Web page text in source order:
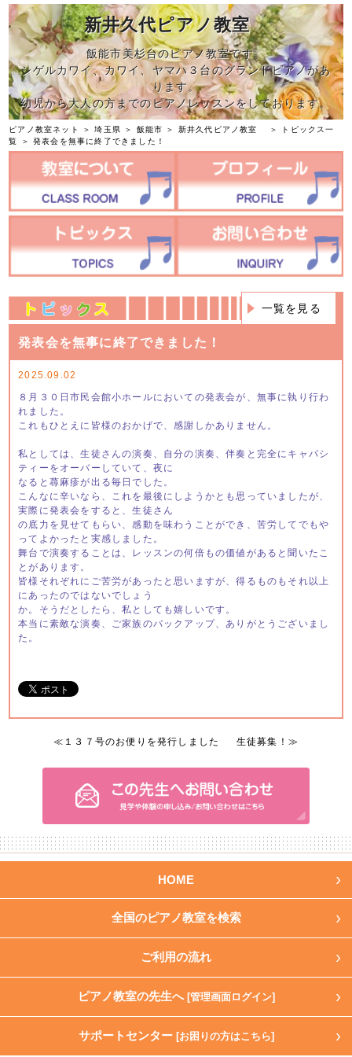
新井久代ピアノ教室
飯能市美杉台のピアノ教室です。
シゲルカワイ、カワイ、ヤマハ３台のグランドピアノがあ
ります。
幼児から大人の方までのピアノレッスンをしております。
ピアノ教室ネット ＞埼玉県 ＞ 飯能市 ＞ 新井久代ピアノ教室 ＞
トピックス一
覧
＞ 発表会を無事に終了できました！
一覧を見る
発表会を無事に終了できました！
2025.09.02
８月３０日市民会館小ホールにおいての発表会が、無事に執り行わ
れました。
これもひとえに皆様のおかげで、感謝しかありません。
私としては、生徒さんの演奏、自分の演奏、伴奏と完全にキャパシ
ティーをオーバーしていて、夜に
なると蕁麻疹が出る毎日でした。
こんなに辛いなら、これを最後にしようかとも思っていましたが、
実際に発表会をすると、生徒さん
の底力を見せてもらい、感動を味わうことができ、苦労してでもや
ってよかったと実感しました。
舞台で演奏することは、レッスンの何倍もの価値があると聞いたこ
とがあります。
皆様それぞれにご苦労があったと思いますが、得るものもそれ以上
にあったのではないでしょう
か。そうだとしたら、私としても嬉しいです。
本当に素敵な演奏、ご家族のバックアップ、ありがとうございまし
た。
≪ １３７号のお便りを発行しました 生徒募集！ ≫
HOME
全国のピアノ教室を検索
ご利用の流れ
ピアノ教室の先生へ [管理画面ログイン]
サポートセンター [お困りの方はこちら]